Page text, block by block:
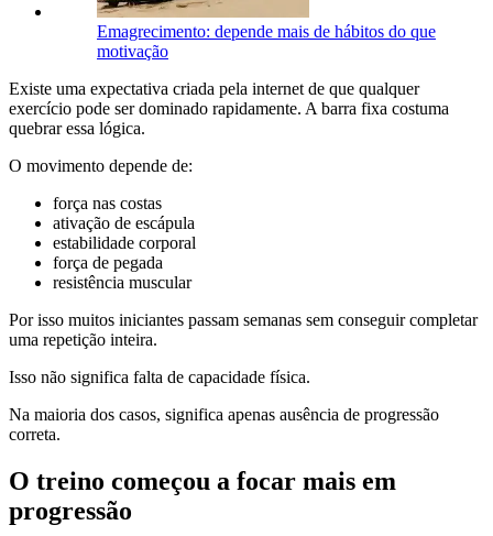
Emagrecimento: depende mais de hábitos do que
motivação
Existe uma expectativa criada pela internet de que qualquer
exercício pode ser dominado rapidamente. A barra fixa costuma
quebrar essa lógica.
O movimento depende de:
força nas costas
ativação de escápula
estabilidade corporal
força de pegada
resistência muscular
Por isso muitos iniciantes passam semanas sem conseguir completar
uma repetição inteira.
Isso não significa falta de capacidade física.
Na maioria dos casos, significa apenas ausência de progressão
correta.
O treino começou a focar mais em
progressão